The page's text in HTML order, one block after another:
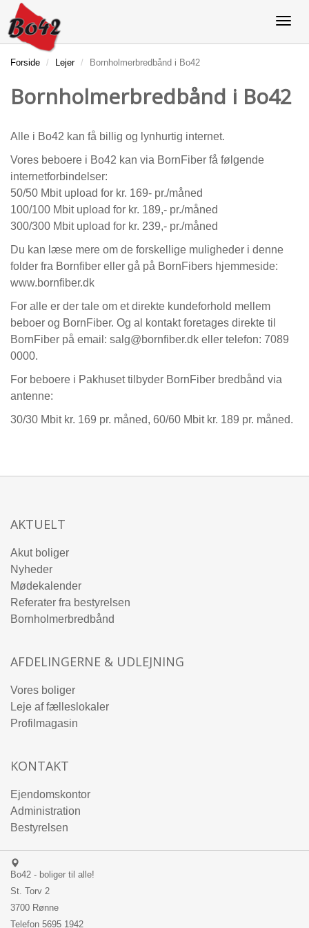
Forside Lejer Bornholmerbredbånd i Bo42
Bornholmerbredbånd i Bo42
Alle i Bo42 kan få billig og lynhurtig internet.
Vores beboere i Bo42 kan via BornFiber få følgende
internetforbindelser:
50/50 Mbit upload for kr. 169- pr./måned
100/100 Mbit upload for kr. 189,- pr./måned
300/300 Mbit upload for kr. 239,- pr./måned
Du kan læse mere om de forskellige muligheder i denne
folder fra Bornfiber eller gå på BornFibers hjemmeside:
www.bornfiber.dk
For alle er der tale om et direkte kundeforhold mellem
beboer og BornFiber. Og al kontakt foretages direkte til
BornFiber på email: salg@bornfiber.dk eller telefon: 7089
0000.
For beboere i Pakhuset tilbyder BornFiber bredbånd via
antenne:
30/30 Mbit kr. 169 pr. måned, 60/60 Mbit kr. 189 pr. måned.
AKTUELT
Akut boliger
Nyheder
Mødekalender
Referater fra bestyrelsen
Bornholmerbredbånd
AFDELINGERNE & UDLEJNING
Vores boliger
Leje af fælleslokaler
Profilmagasin
KONTAKT
Ejendomskontor
Administration
Bestyrelsen
Bo42 - boliger til alle!
St. Torv 2
3700 Rønne
Telefon 5695 1942